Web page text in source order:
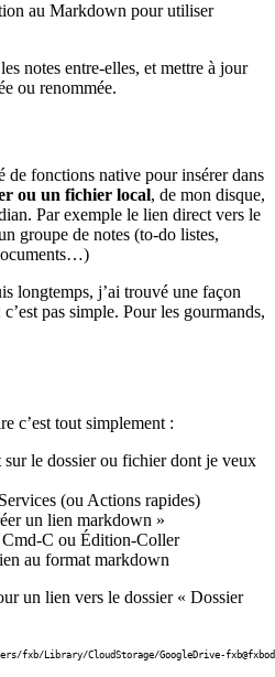
au Markdown pour utiliser
notes entre-elles, et mettre à jour
ou renommée.
de fonctions native pour insérer dans
ou un fichier local, de mon disque,
Par exemple le lien direct vers le
groupe de notes (to-do listes,
longtemps, j’ai trouvé une façon
pas simple. Pour les gourmands,
c’est tout simplement :
le dossier ou fichier dont je veux
(ou Actions rapides)
un lien markdown »
Cmd-C ou Édition-Coller
au format markdown
un lien vers le dossier « Dossier
fxb/Library/CloudStorage/GoogleDrive-